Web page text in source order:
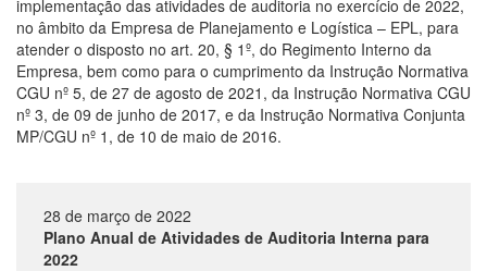
implementação das atividades de auditoria no exercício de 2022,
no âmbito da Empresa de Planejamento e Logística – EPL, para
atender o disposto no art. 20, § 1º, do Regimento Interno da
Empresa, bem como para o cumprimento da Instrução Normativa
CGU nº 5, de 27 de agosto de 2021, da Instrução Normativa CGU
nº 3, de 09 de junho de 2017, e da Instrução Normativa Conjunta
MP/CGU nº 1, de 10 de maio de 2016.
28 de março de 2022
Plano Anual de Atividades de Auditoria Interna para
2022